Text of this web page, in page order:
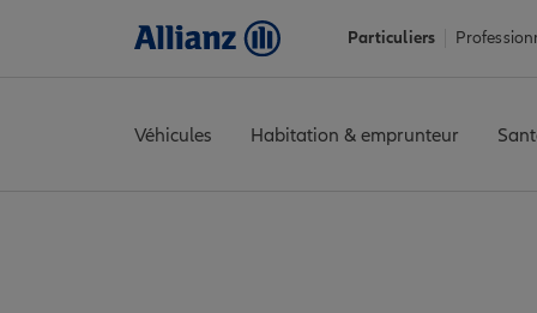
Particuliers
Véhicules Habitation & emprunteur